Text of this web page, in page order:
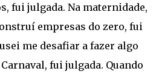
fui julgada. Na maternidade,
empresas do zero, fui
me desafiar a fazer algo
fui julgada. Quando